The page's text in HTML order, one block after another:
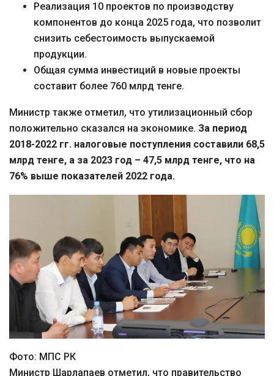
Реализация 10 проектов по производству
компонентов до конца 2025 года, что позволит
снизить себестоимость выпускаемой
продукции.
Общая сумма инвестиций в новые проекты
составит более 760 млрд тенге.
Министр также отметил, что утилизационный сбор
положительно сказался на экономике. За период
2018-2022 гг. налоговые поступления составили 68,5
млрд тенге, а за 2023 год – 47,5 млрд тенге, что на
76% выше показателей 2022 года.
Фото: МПС РК
Министр Шарлапаев отметил, что правительство